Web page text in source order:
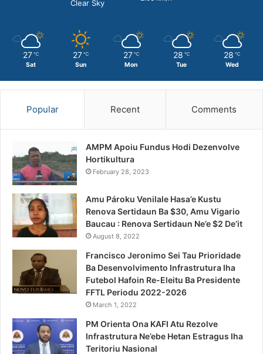
Clear Sky
27 ℃
Sat
27 ℃
Sun
27 ℃
Mon
28 ℃
Tue
28 ℃
Wed
Popular Recent Comments
AMPM Apoiu Fundus Hodi Dezenvolve
Hortikultura
February 28, 2023
Amu Pároku Venilale Hasa’e Kustu
Renova Sertidaun Ba $30, Amu Vigario
Baucau : Renova Sertidaun Ne’e $2 De’it
August 8, 2022
Francisco Jeronimo Sei Tau Prioridade
Ba Desenvolvimento Infrastrutura Iha
Futebol Hafoin Re-Eleitu Ba Presidente
FFTL Periodu 2022-2026
March 1, 2022
PM Orienta Ona KAFI Atu Rezolve
Infrastrutura Ne’ebe Hetan Estragus Iha
Teritoriu Nasional